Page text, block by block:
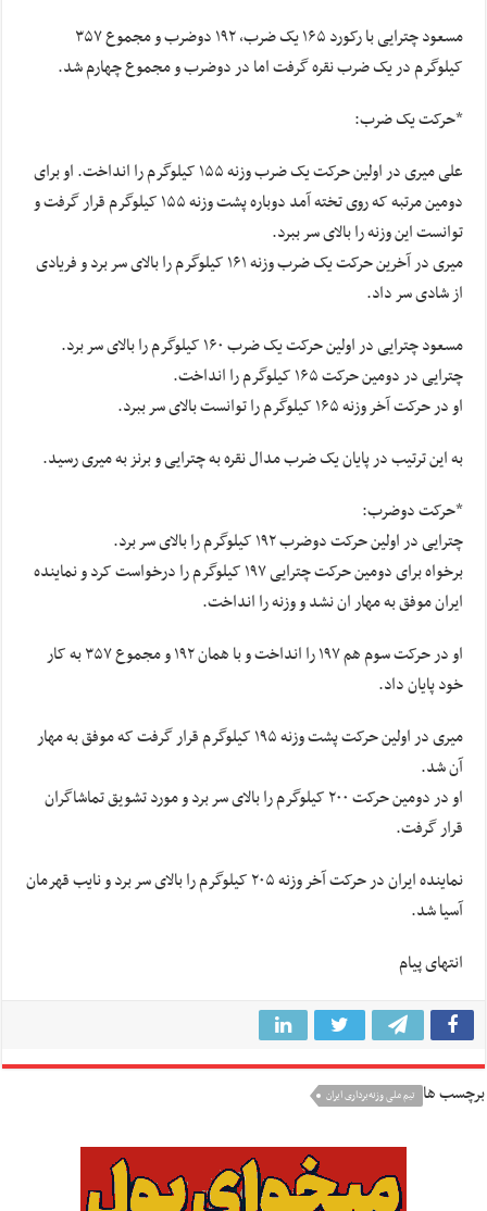
مسعودچترایی
با رکورد ۱۶۵ یک ضرب، ۱۹۲ دوضرب و مجموع ۳۵۷
کیلوگرم در یک ضرب نقره گرفت اما در دوضرب و مجموع چهارم شد.
*حرکت یک ضرب:
علیمیری
در اولین حرکت یک ضرب وزنه ۱۵۵ کیلوگرم را انداخت. او برای
دومین مرتبه که روی تخته آمد دوباره پشت وزنه ۱۵۵ کیلوگرم قرار گرفت و
توانست این وزنه را بالای سر ببرد.
میری
در آخرین حرکت یک ضرب وزنه ۱۶۱ کیلوگرم را بالای سر برد و فریادی
از شادی سر داد.
مسعودچتراییدر اولین حرکت یک ضرب ۱۶۰ کیلوگرم را بالای سر برد.
چتراییدر دومین حرکت ۱۶۵ کیلوگرم را انداخت.
او در حرکت آخر وزنه ۱۶۵ کیلوگرم را توانست بالای سر ببرد.
به این ترتیب در پایان یک ضرب مدال نقره بهچتراییو برنز بهمیریرسید.
*حرکت دوضرب:
چتراییدر اولین حرکت دوضرب ۱۹۲ کیلوگرم را بالای سر برد.
برخواه برای دومین حرکتچترایی
۱۹۷ کیلوگرم را درخواست کرد و نماینده
ایران موفق به مهاراننشد و وزنه را انداخت.
او در حرکت سوم هم ۱۹۷ را انداخت و با همان ۱۹۲ و مجموع ۳۵۷ به کار
خود پایان داد.
میری
در اولین حرکت پشت وزنه ۱۹۵ کیلوگرم قرار گرفت که موفق به مهار
آن شد.
او در دومین حرکت ۲۰۰ کیلوگرم را بالای سر برد و مورد تشویق تماشاگران
قرار گرفت.
نماینده ایران در حرکت آخر وزنه ۲۰۵ کیلوگرم را بالای سر برد و نایب قهرمان
آسیا شد.
انتهای پیام
برچسب ها تیم ملی وزنه‌برداری ایران